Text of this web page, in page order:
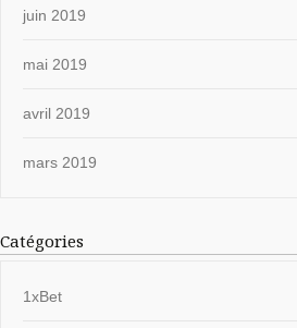
juin 2019
mai 2019
avril 2019
mars 2019
Catégories
1xBet